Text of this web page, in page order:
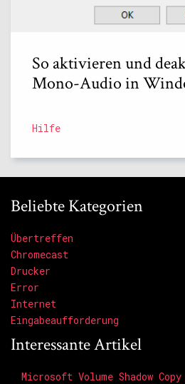
So aktivieren und
Mono-Audio in
Hilfe
Beliebte Kategorien
Übertreffen
Chromecast
Drucker
Error
Internet
Eingabeaufforderung
Interessante Artikel
Microsoft Volume Shadow